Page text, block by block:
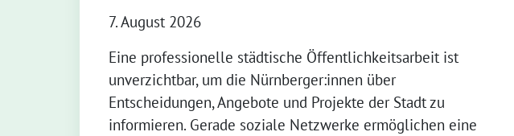
7. August 2026
Eine professionelle städtische Öffentlichkeitsarbeit ist
unverzichtbar, um die Nürnberger:innen über
Entscheidungen, Angebote und Projekte der Stadt zu
informieren. Gerade soziale Netzwerke ermöglichen eine